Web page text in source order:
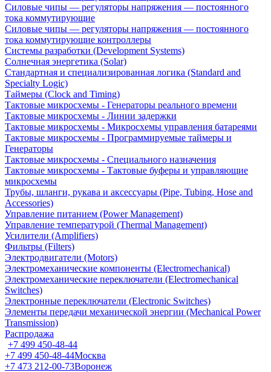
Силовые чипы — регуляторы напряжения — постоянного
тока коммутирующие
Силовые чипы — регуляторы напряжения — постоянного
тока коммутирующие контроллеры
Системы разработки (Development Systems)
Солнечная энергетика (Solar)
Стандартная и специализированная логика (Standard and
Specialty Logic)
Таймеры (Clock and Timing)
Тактовые микросхемы - Генераторы реального времени
Тактовые микросхемы - Линии задержки
Тактовые микросхемы - Микросхемы управления батареями
Тактовые микросхемы - Программируемые таймеры и
Генераторы
Тактовые микросхемы - Специального назначения
Тактовые микросхемы - Тактовые буферы и управляющие
микросхемы
Трубы, шланги, рукава и аксессуары (Pipe, Tubing, Hose and
Accessories)
Управление питанием (Power Management)
Управление температурой (Thermal Management)
Усилители (Amplifiers)
Фильтры (Filters)
Электродвигатели (Motors)
Электромеханические компоненты (Electromechanical)
Электромеханические переключатели (Electromechanical
Switches)
Электронные переключатели (Electronic Switches)
Элементы передачи механической энергии (Mechanical Power
Transmission)
Распродажа
+7 499 450-48-44
+7 499 450-48-44Москва
+7 473 212-00-73Воронеж